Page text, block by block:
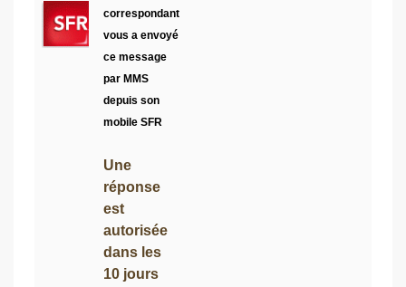
correspondant
vous a envoyé
ce message
par MMS
depuis son
mobile SFR
Une
réponse
est
autorisée
dans les
10 jours